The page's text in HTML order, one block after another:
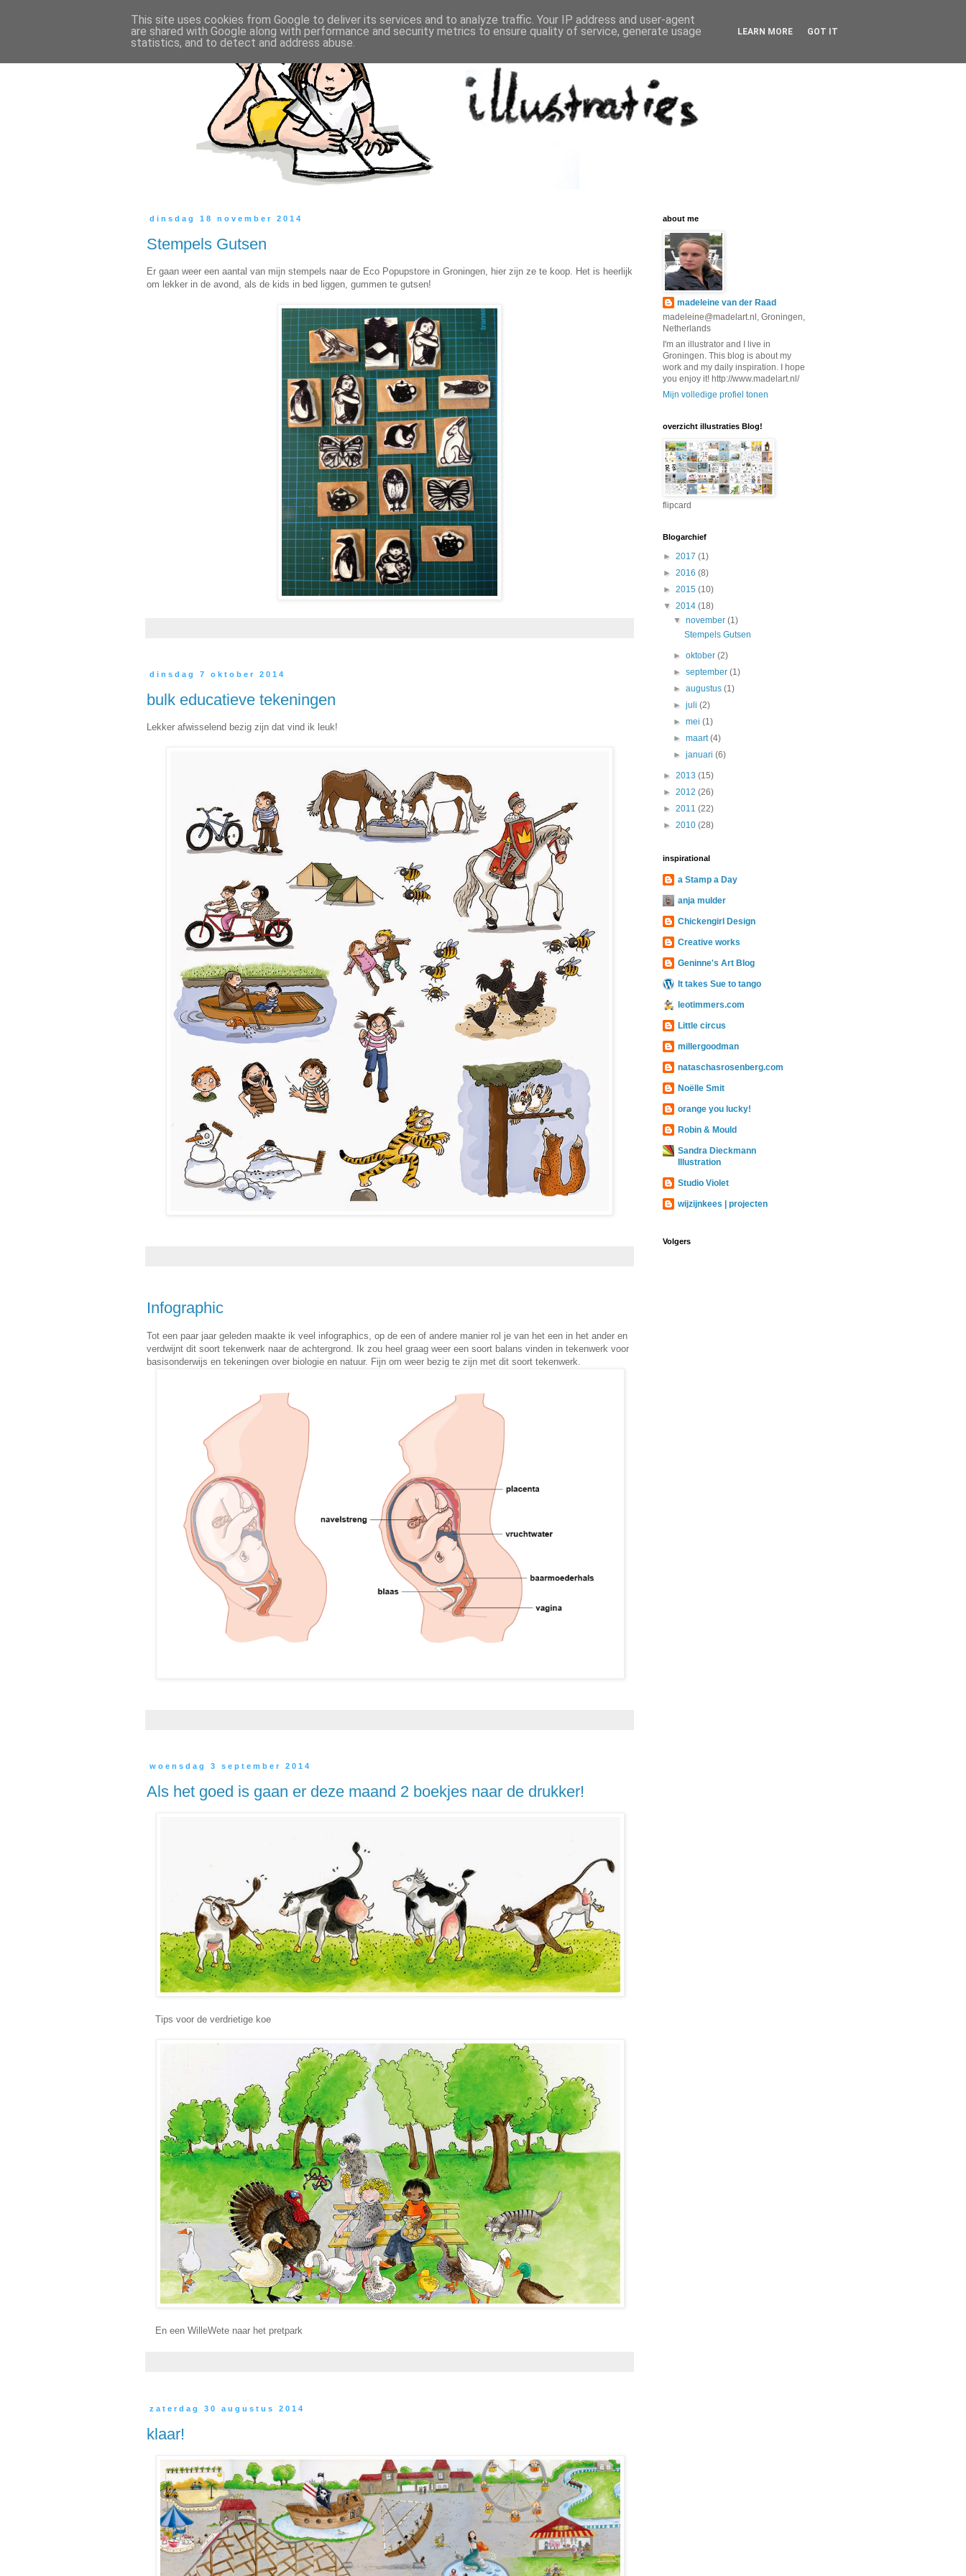
dinsdag 18 november 2014
Stempels Gutsen
Er gaan weer een aantal van mijn stempels naar de Eco Popupstore in Groningen, hier zijn ze te koop. Het is heerlijk
om lekker in de avond, als de kids in bed liggen, gummen te gutsen!
dinsdag 7 oktober 2014
bulk educatieve tekeningen
Lekker afwisselend bezig zijn dat vind ik leuk!
Infographic
Tot een paar jaar geleden maakte ik veel infographics, op de een of andere manier rol je van het een in het ander en
verdwijnt dit soort tekenwerk naar de achtergrond. Ik zou heel graag weer een soort balans vinden in tekenwerk voor
basisonderwijs en tekeningen over biologie en natuur. Fijn om weer bezig te zijn met dit soort tekenwerk.
woensdag 3 september 2014
Als het goed is gaan er deze maand 2 boekjes naar de drukker!
Tips voor de verdrietige koe
En een WilleWete naar het pretpark
zaterdag 30 augustus 2014
klaar!
about me
madeleine van der Raad
madeleine@madelart.nl, Groningen,
Netherlands
I'm an illustrator and I live in
Groningen. This blog is about my
work and my daily inspiration. I hope
you enjoy it! http://www.madelart.nl/
Mijn volledige profiel tonen
overzicht illustraties Blog!
flipcard
Blogarchief
► 2017 (1)
► 2016 (8)
► 2015 (10)
▼ 2014 (18)
▼november(1)
Stempels Gutsen
►oktober(2)
►september(1)
►augustus(1)
►juli(2)
►mei(1)
►maart(4)
►januari(6)
► 2013 (15)
► 2012 (26)
► 2011 (22)
► 2010 (28)
inspirational
a Stamp a Day
anja mulder
Chickengirl Design
Creative works
Geninne's Art Blog
It takes Sue to tango
leotimmers.com
Little circus
millergoodman
nataschasrosenberg.com
Noëlle Smit
orange you lucky!
Robin & Mould
Sandra Dieckmann
Illustration
Studio Violet
wijzijnkees | projecten
Volgers
This site uses cookies from Google to deliver its services and to analyze traffic. Your IP address and user-agent
are shared with Google along with performance and security metrics to ensure quality of service, generate usage
statistics, and to detect and address abuse.
LEARN MORE GOT IT